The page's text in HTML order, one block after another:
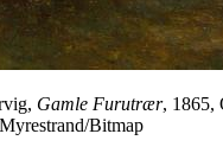
Gamle Furutrær, 1865,
Bitmap